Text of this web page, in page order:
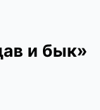
и бык»